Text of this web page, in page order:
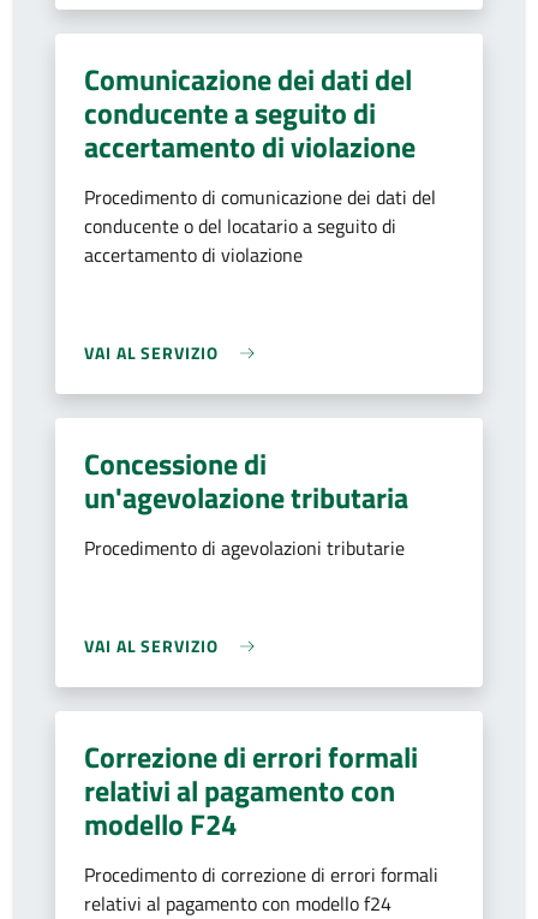
Comunicazione dei dati del
conducente a seguito di
accertamento di violazione
Procedimento di comunicazione dei dati del
conducente o del locatario a seguito di
accertamento di violazione
VAI AL SERVIZIO
Concessione di
un'agevolazione tributaria
Procedimento di agevolazioni tributarie
VAI AL SERVIZIO
Correzione di errori formali
relativi al pagamento con
modello F24
Procedimento di correzione di errori formali
relativi al pagamento con modello f24